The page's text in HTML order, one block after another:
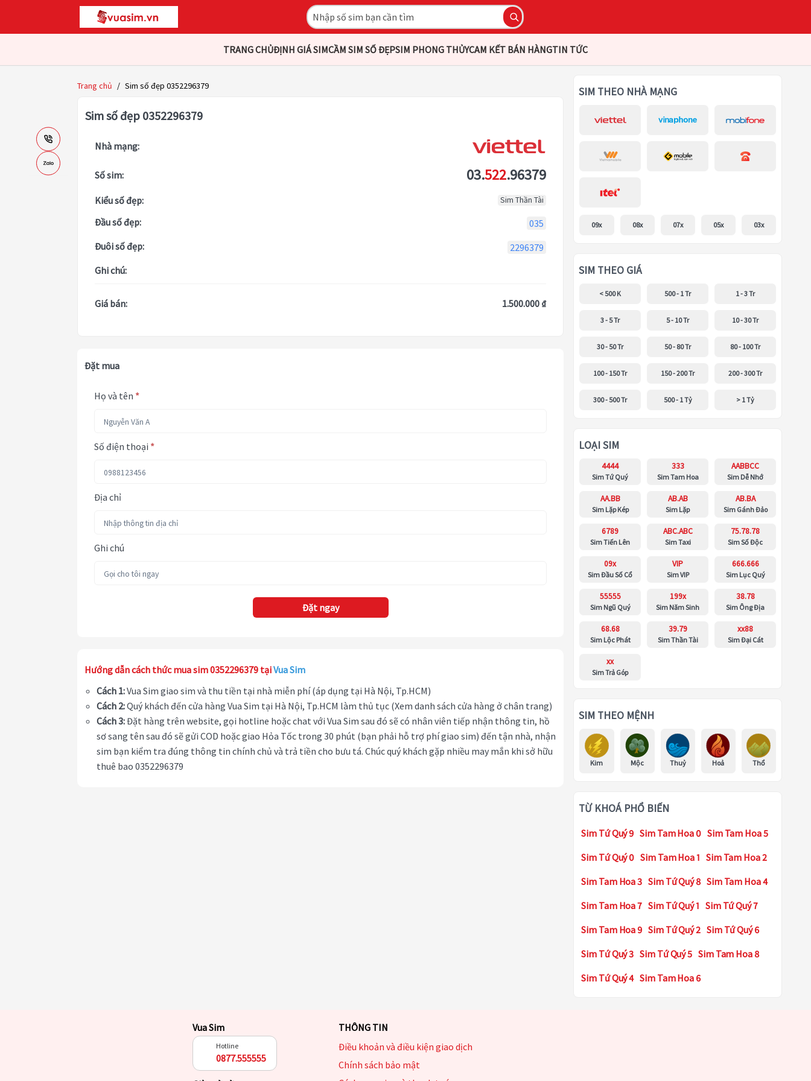
TRANG CHỦĐỊNH GIÁ SIMCẦM SIM SỐ ĐẸPSIM PHONG THỦYCAM KẾT BÁN HÀNGTIN TỨC
Trang chủ / Sim số đẹp 0352296379
Sim số đẹp 0352296379
Nhà mạng:
Số sim: 03.522.96379
Kiểu số đẹp: Sim Thần Tài
Đầu số đẹp:
035
Đuôi số đẹp:
2296379
Ghi chú:
Giá bán: 1.500.000 ₫
Đặt mua
Họ và tên *
Số điện thoại *
Địa chỉ
Ghi chú
Đặt ngay
Hướng dẫn cách thức mua sim 0352296379 tạiVua Sim
Cách 1:Vua Sim giao sim và thu tiền tại nhà miễn phí (áp dụng tại Hà Nội, Tp.HCM)
Cách 2:Quý khách đến cửa hàng Vua Sim tại Hà Nội, Tp.HCM làm thủ tục (Xem danh sách cửa hàng ở chân trang)
Cách 3:Đặt hàng trên website, gọi hotline hoặc chat với Vua Sim sau đó sẽ có nhân viên tiếp nhận thông tin, hồ
sơ sang tên sau đó sẽ gửi COD hoặc giao Hỏa Tốc trong 30 phút (bạn phải hỗ trợ phí giao sim) đến tận nhà, nhận
sim bạn kiểm tra đúng thông tin chính chủ và trả tiền cho bưu tá. Chúc quý khách gặp nhiều may mắn khi sở hữu
thuê bao 0352296379
SIM THEO NHÀ MẠNG
09x 08x 07x 05x 03x
SIM THEO GIÁ
< 500 K 500 - 1 Tr 1 - 3 Tr
3 - 5 Tr 5 - 10 Tr 10 - 30 Tr
30 - 50 Tr 50 - 80 Tr 80 - 100 Tr
100 - 150 Tr 150 - 200 Tr 200 - 300 Tr
300 - 500 Tr 500 - 1 Tỷ > 1 Tỷ
LOẠI SIM
4444
Sim Tứ Quý
333
Sim Tam Hoa
AABBCC
Sim Dễ Nhớ
AA.BB
Sim Lặp Kép
AB.AB
Sim Lặp
AB.BA
Sim Gánh Đảo
6789
Sim Tiến Lên
ABC.ABC
Sim Taxi
75.78.78
Sim Số Độc
09x
Sim Đầu Số Cổ
VIP
Sim VIP
666.666
Sim Lục Quý
55555
Sim Ngũ Quý
199x
Sim Năm Sinh
38.78
Sim Ông Địa
68.68
Sim Lộc Phát
39.79
Sim Thần Tài
xx88
Sim Đại Cát
xx
Sim Trả Góp
SIM THEO MỆNH
Kim Mộc Thuỷ Hoả Thổ
TỪ KHOÁ PHỔ BIẾN
Sim Tứ Quý 9 Sim Tam Hoa 0 Sim Tam Hoa 5
Sim Tứ Quý 0 Sim Tam Hoa 1 Sim Tam Hoa 2
Sim Tam Hoa 3 Sim Tứ Quý 8 Sim Tam Hoa 4
Sim Tam Hoa 7 Sim Tứ Quý 1 Sim Tứ Quý 7
Sim Tam Hoa 9 Sim Tứ Quý 2 Sim Tứ Quý 6
Sim Tứ Quý 3 Sim Tứ Quý 5 Sim Tam Hoa 8
Sim Tứ Quý 4 Sim Tam Hoa 6
Vua Sim
Hotline
0877.555555
THÔNG TIN
Điều khoản và điều kiện giao dịch
Chính sách bảo mật